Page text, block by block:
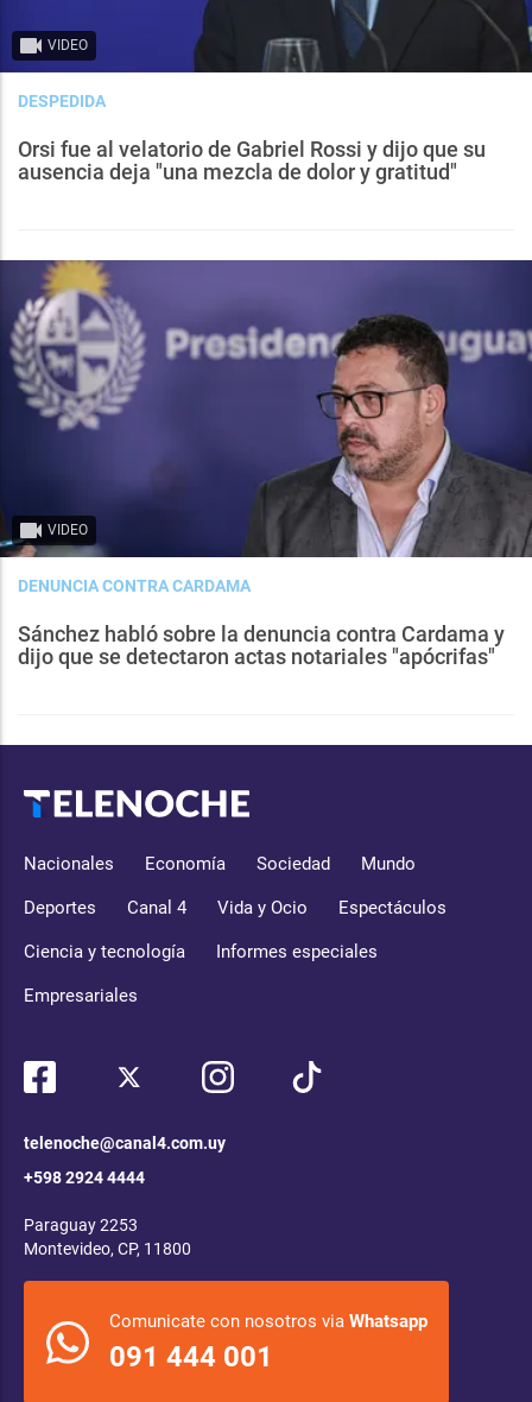
VIDEO
DESPEDIDA
Orsi fue al velatorio de Gabriel Rossi y dijo que su
ausencia deja "una mezcla de dolor y gratitud"
VIDEO
DENUNCIA CONTRA CARDAMA
Sánchez habló sobre la denuncia contra Cardama y
dijo que se detectaron actas notariales "apócrifas"
Nacionales Economía Sociedad Mundo
Deportes Canal 4 Vida y Ocio Espectáculos
Ciencia y tecnología Informes especiales
Empresariales
telenoche@canal4.com.uy
+598 2924 4444
Paraguay 2253
Montevideo, CP, 11800
Comunicate con nosotros via Whatsapp
091 444 001